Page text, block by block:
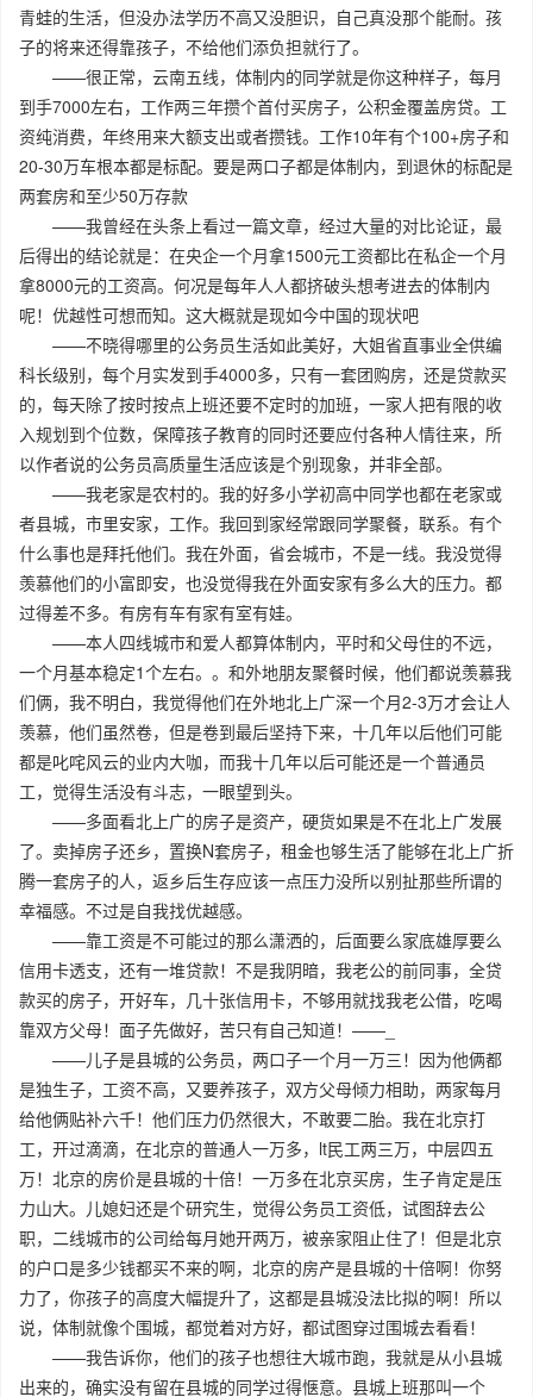
青蛙的生活，但没办法学历不高又没胆识，自己真没那个能耐。孩
子的将来还得靠孩子，不给他们添负担就行了。
——很正常，云南五线，体制内的同学就是你这种样子，每月
到手7000左右，工作两三年攒个首付买房子，公积金覆盖房贷。工
资纯消费，年终用来大额支出或者攒钱。工作10年有个100+房子和
20-30万车根本都是标配。要是两口子都是体制内，到退休的标配是
两套房和至少50万存款
——我曾经在头条上看过一篇文章，经过大量的对比论证，最
后得出的结论就是：在央企一个月拿1500元工资都比在私企一个月
拿8000元的工资高。何况是每年人人都挤破头想考进去的体制内
呢！优越性可想而知。这大概就是现如今中国的现状吧
——不晓得哪里的公务员生活如此美好，大姐省直事业全供编
科长级别，每个月实发到手4000多，只有一套团购房，还是贷款买
的，每天除了按时按点上班还要不定时的加班，一家人把有限的收
入规划到个位数，保障孩子教育的同时还要应付各种人情往来，所
以作者说的公务员高质量生活应该是个别现象，并非全部。
——我老家是农村的。我的好多小学初高中同学也都在老家或
者县城，市里安家，工作。我回到家经常跟同学聚餐，联系。有个
什么事也是拜托他们。我在外面，省会城市，不是一线。我没觉得
羡慕他们的小富即安，也没觉得我在外面安家有多么大的压力。都
过得差不多。有房有车有家有室有娃。
——本人四线城市和爱人都算体制内，平时和父母住的不远，
一个月基本稳定1个左右。。和外地朋友聚餐时候，他们都说羡慕我
们俩，我不明白，我觉得他们在外地北上广深一个月2-3万才会让人
羡慕，他们虽然卷，但是卷到最后坚持下来，十几年以后他们可能
都是叱咤风云的业内大咖，而我十几年以后可能还是一个普通员
工，觉得生活没有斗志，一眼望到头。
——多面看北上广的房子是资产，硬货如果是不在北上广发展
了。卖掉房子还乡，置换N套房子，租金也够生活了能够在北上广折
腾一套房子的人，返乡后生存应该一点压力没所以别扯那些所谓的
幸福感。不过是自我找优越感。
——靠工资是不可能过的那么潇洒的，后面要么家底雄厚要么
信用卡透支，还有一堆贷款！不是我阴暗，我老公的前同事，全贷
款买的房子，开好车，几十张信用卡，不够用就找我老公借，吃喝
靠双方父母！面子先做好，苦只有自己知道！——_
——儿子是县城的公务员，两口子一个月一万三！因为他俩都
是独生子，工资不高，又要养孩子，双方父母倾力相助，两家每月
给他俩贴补六千！他们压力仍然很大，不敢要二胎。我在北京打
工，开过滴滴，在北京的普通人一万多，lt民工两三万，中层四五
万！北京的房价是县城的十倍！一万多在北京买房，生子肯定是压
力山大。儿媳妇还是个研究生，觉得公务员工资低，试图辞去公
职，二线城市的公司给每月她开两万，被亲家阻止住了！但是北京
的户口是多少钱都买不来的啊，北京的房产是县城的十倍啊！你努
力了，你孩子的高度大幅提升了，这都是县城没法比拟的啊！所以
说，体制就像个围城，都觉着对方好，都试图穿过围城去看看！
——我告诉你，他们的孩子也想往大城市跑，我就是从小县城
出来的，确实没有留在县城的同学过得惬意。县城上班那叫一个